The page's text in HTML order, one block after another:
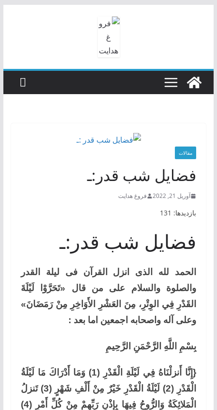
مقالات
فضایل شب قدر:ـ
آوریل 21, 2022 فروغ هدایت
بازدیدها: 131
فضایل شب قدر:ـ
الحمد لله الذی انزل القرآن فی لیلة القدر
والصلوة والسلام علی من قال «تَحَرَّوْا لَيْلَةَ
القَدْرِ فِي الوِتْرِ، مِنَ العَشْرِ الأَوَاخِرِ مِنْ رَمَضَانَ»
وعلی آله واصحابه اجمعین اما بعد :
بِسْمِ اللَّهِ الرَّحْمَنِ الرَّحِيمِ
{إِنَّا أَنزلْنَاهُ فِي لَيْلَةِ الْقَدْرِ (1) وَمَا أَدْرَاكَ مَا لَيْلَةُ
الْقَدْرِ (2) لَيْلَةُ الْقَدْرِ خَيْرٌ مِنْ أَلْفِ شَهْرٍ (3) تَنزلُ
الْمَلائِكَةُ وَالرُّوحُ فِيهَا بِإِذْنِ رَبِّهِمْ مِنْ كُلِّ أَمْرٍ (4)